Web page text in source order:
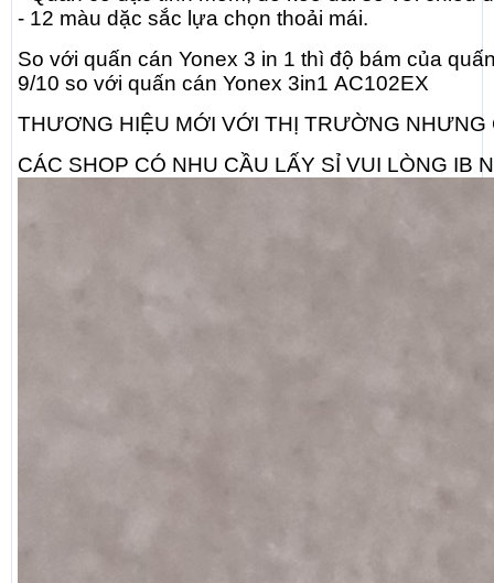
- 12 màu dặc sắc lựa chọn thoải mái.
So với quấn cán Yonex 3 in 1 thì độ bám của
9/10 so với quấn cán Yonex 3in1 AC102EX
THƯƠNG HIỆU MỚI VỚI THỊ TRƯỜNG
CÁC SHOP CÓ NHU CẦU LẤY SỈ VUI LÒNG IB